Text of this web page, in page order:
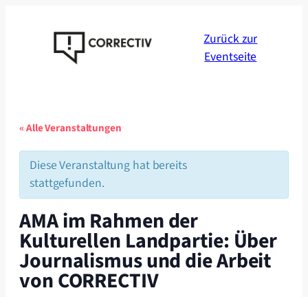
Zurück zur
Eventseite
« Alle Veranstaltungen
Diese Veranstaltung hat bereits
stattgefunden.
AMA im Rahmen der
Kulturellen Landpartie: Über
Journalismus und die Arbeit
von CORRECTIV